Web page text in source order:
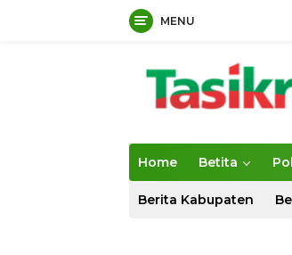
MENU
Home Betita
Berita Kabupaten